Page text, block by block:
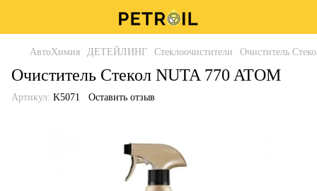
АвтоХимия ДЕТЕЙЛИНГ Стеклоочистители Очиститель
Очиститель Стекол NUTA 770 ATOM
Артикул: K5071 Оставить отзыв